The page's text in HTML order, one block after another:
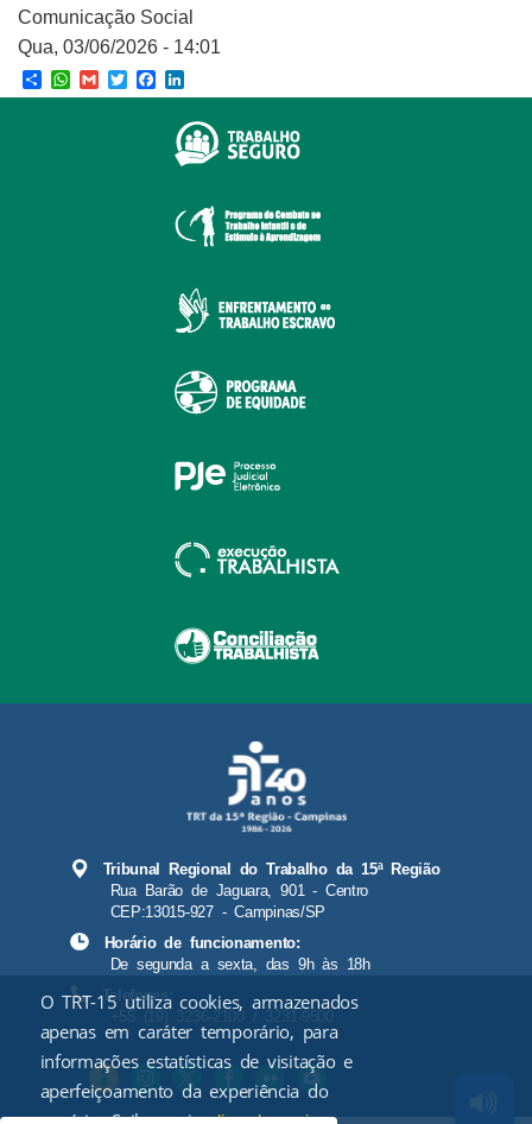
Comunicação Social
Qua, 03/06/2026 - 14:01
ShareWhatsApp
GmailTwitterFacebook
Tribunal Regional do Trabalho da 15ª Região
Rua Barão de Jaguara, 901 - Centro
CEP:13015-927 - Campinas/SP
Horário de funcionamento:
De segunda a sexta, das 9h às 18h
Telefones:
+55 (19) 3236-2100 / 3231-9500
O TRT-15 utiliza cookies, armazenados
apenas em caráter temporário, para
informações estatísticas de visitação e
aperfeiçoamento da experiência do